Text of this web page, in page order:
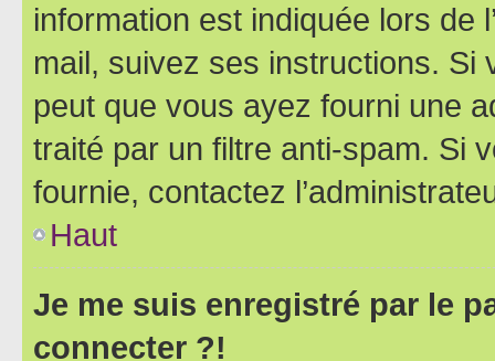
information est indiquée lors de
mail, suivez ses instructions. Si
peut que vous ayez fourni une
traité par un filtre anti-spam. Si
fournie, contactez
Haut
Je me suis enregistré par le
connecter ?!